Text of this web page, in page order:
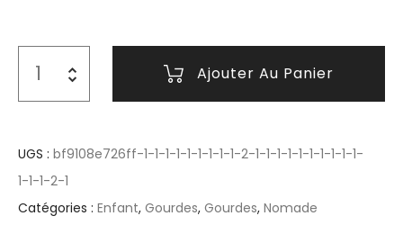
Ajouter Au Panier
UGS : bf9108e726ff-1-1-1-1-1-1-1-1-1-2-1-1-1-1-1-1-1-1-1-1-
1-1-1-2-1
Catégories : Enfant, Gourdes, Gourdes, Nomade